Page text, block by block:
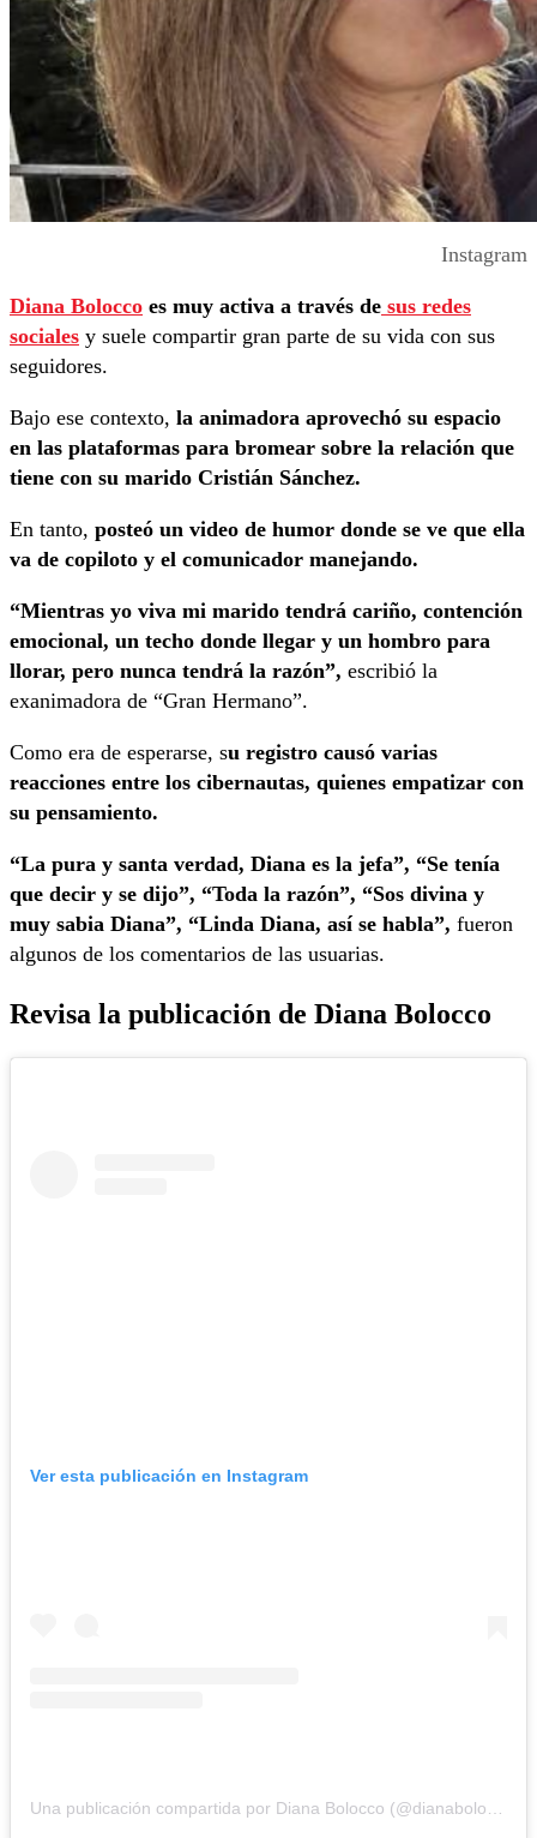
Instagram
Diana Bolocco es muy activa a través de sus redes
sociales y suele compartir gran parte de su vida con sus
seguidores.
Bajo ese contexto, la animadora aprovechó su espacio
en las plataformas para bromear sobre la relación que
tiene con su marido Cristián Sánchez.
En tanto, posteó un video de humor donde se ve que ella
va de copiloto y el comunicador manejando.
“Mientras yo viva mi marido tendrá cariño, contención
emocional, un techo donde llegar y un hombro para
llorar, pero nunca tendrá la razón”, escribió la
exanimadora de “Gran Hermano”.
Como era de esperarse, su registro causó varias
reacciones entre los cibernautas, quienes empatizar con
su pensamiento.
“La pura y santa verdad, Diana es la jefa”, “Se tenía
que decir y se dijo”, “Toda la razón”, “Sos divina y
muy sabia Diana”, “Linda Diana, así se habla”, fueron
algunos de los comentarios de las usuarias.
Revisa la publicación de Diana Bolocco
Ver esta publicación en Instagram